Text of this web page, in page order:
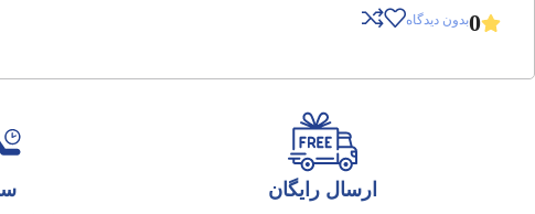
0بدون دیدگاه
ارسال رایگان